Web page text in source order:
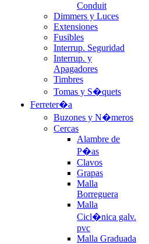
Conduit
Dimmers y Luces
Extensiones
Fusibles
Interrup. Seguridad
Interrup. y
Apagadores
Timbres
Tomas y S�quets
Ferreter�a
Buzones y N�meros
Cercas
Alambre de
P�as
Clavos
Grapas
Malla
Borreguera
Malla
Cicl�nica galv.
pvc
Malla Graduada